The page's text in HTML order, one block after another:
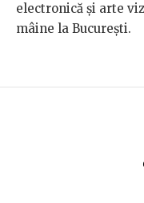
electronică și arte
mâine la București.